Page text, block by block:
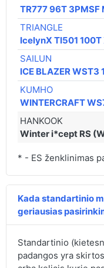
TR777 96T 3PMSF
TRIANGLE
IcelynX TI501 100T
SAILUN
ICE BLAZER WST3
KUMHO
WINTERCRAFT
HANKOOK
Winter i*cept RS
* - ES ženklinimas
Kada standartinio
geriausias
Standartinio
padangos yra